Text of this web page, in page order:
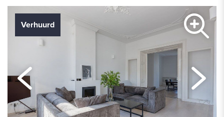
Verhuurd